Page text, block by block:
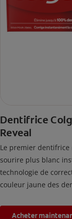
Dentifrice
Reveal
Le premier dentifrice
sourire plus blanc
technologie de
couleur jaune des
Acheter